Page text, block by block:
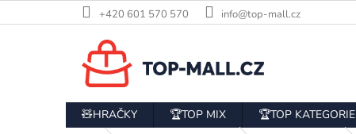
na
+420 601 570 570 info@top-mall.cz
🧸HRAČKY 🏆TOP MIX 🏆TOP KATEGORIE